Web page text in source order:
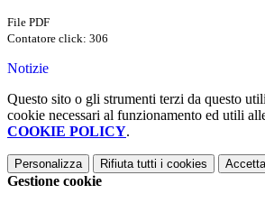
File PDF
Contatore click: 306
Notizie
Questo sito o gli strumenti terzi da questo
cookie necessari al funzionamento ed utili
COOKIE POLICY.
Personalizza Rifiuta tutti i cookies
Gestione cookie